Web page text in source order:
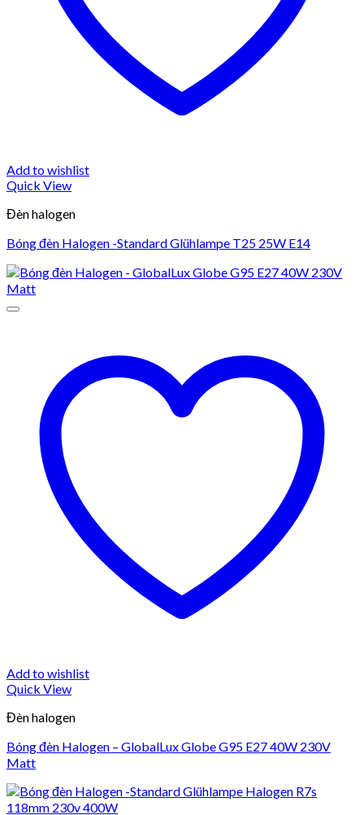
Add to wishlist
Quick View
Đèn halogen
Bóng đèn Halogen -Standard Glühlampe T25 25W E14
Add to wishlist
Quick View
Đèn halogen
Bóng đèn Halogen – GlobalLux Globe G95 E27 40W 230V
Matt